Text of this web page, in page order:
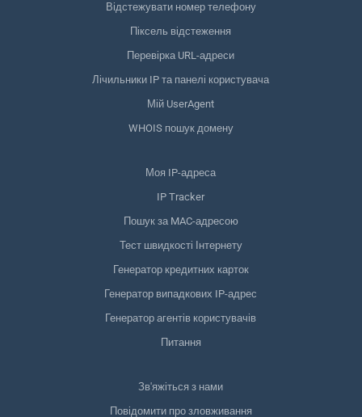
Відстежувати номер телефону
Піксель відстеження
Перевірка URL-адреси
Лічильники IP та панелі користувача
Мій UserAgent
WHOIS пошук домену
Моя IP-адреса
IP Tracker
Пошук за MAC-адресою
Тест швидкості Інтернету
Генератор кредитних карток
Генератор випадкових IP-адрес
Генератор агентів користувачів
Питання
Зв'яжіться з нами
Повідомити про зловживання